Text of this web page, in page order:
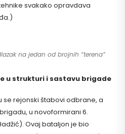
svakako opravdava
na jedan od brojnih “terena”
u strukturi i sastavu brigade
se rejonski štabovi odbrane, a
u novoformirani 6.
Ovaj bataljon je bio